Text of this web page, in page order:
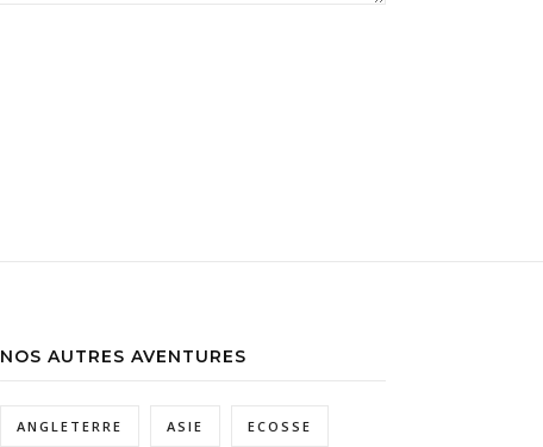
NOS AUTRES AVENTURES
ANGLETERRE ASIE ECOSSE